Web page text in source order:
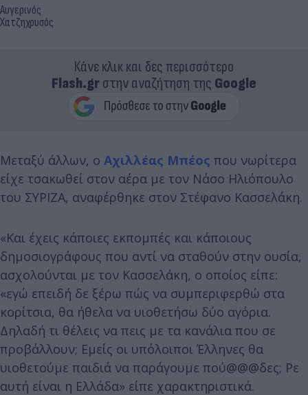
Αυγερινός
Χατζηχρυσός
Κάνε κλικ και δες περισσότερο
Flash.grστην αναζήτηση της Google
Μεταξύ άλλων, ο Αχιλλέας Μπέος που νωρίτερα
είχε τσακωθεί στον αέρα με τον Νάσο Ηλιόπουλο
του ΣΥΡΙΖΑ, αναφέρθηκε στον Στέφανο Κασσελάκη.
«Και έχεις κάποιες εκπομπές και κάποιους
δημοσιογράφους που αντί να σταθούν στην ουσία,
ασχολούνται με τον Κασσελάκη, ο οποίος είπε:
«εγώ επειδή δε ξέρω πώς να συμπεριφερθώ στα
κορίτσια, θα ήθελα να υιοθετήσω δύο αγόρια.
Δηλαδή τι θέλεις να πεις με τα κανάλια που σε
προβάλλουν; Εμείς οι υπόλοιποι Έλληνες θα
υιοθετούμε παιδιά να παράγουμε πού@@@δες; Ρε
αυτή είναι η Ελλάδα» είπε χαρακτηριστικά.